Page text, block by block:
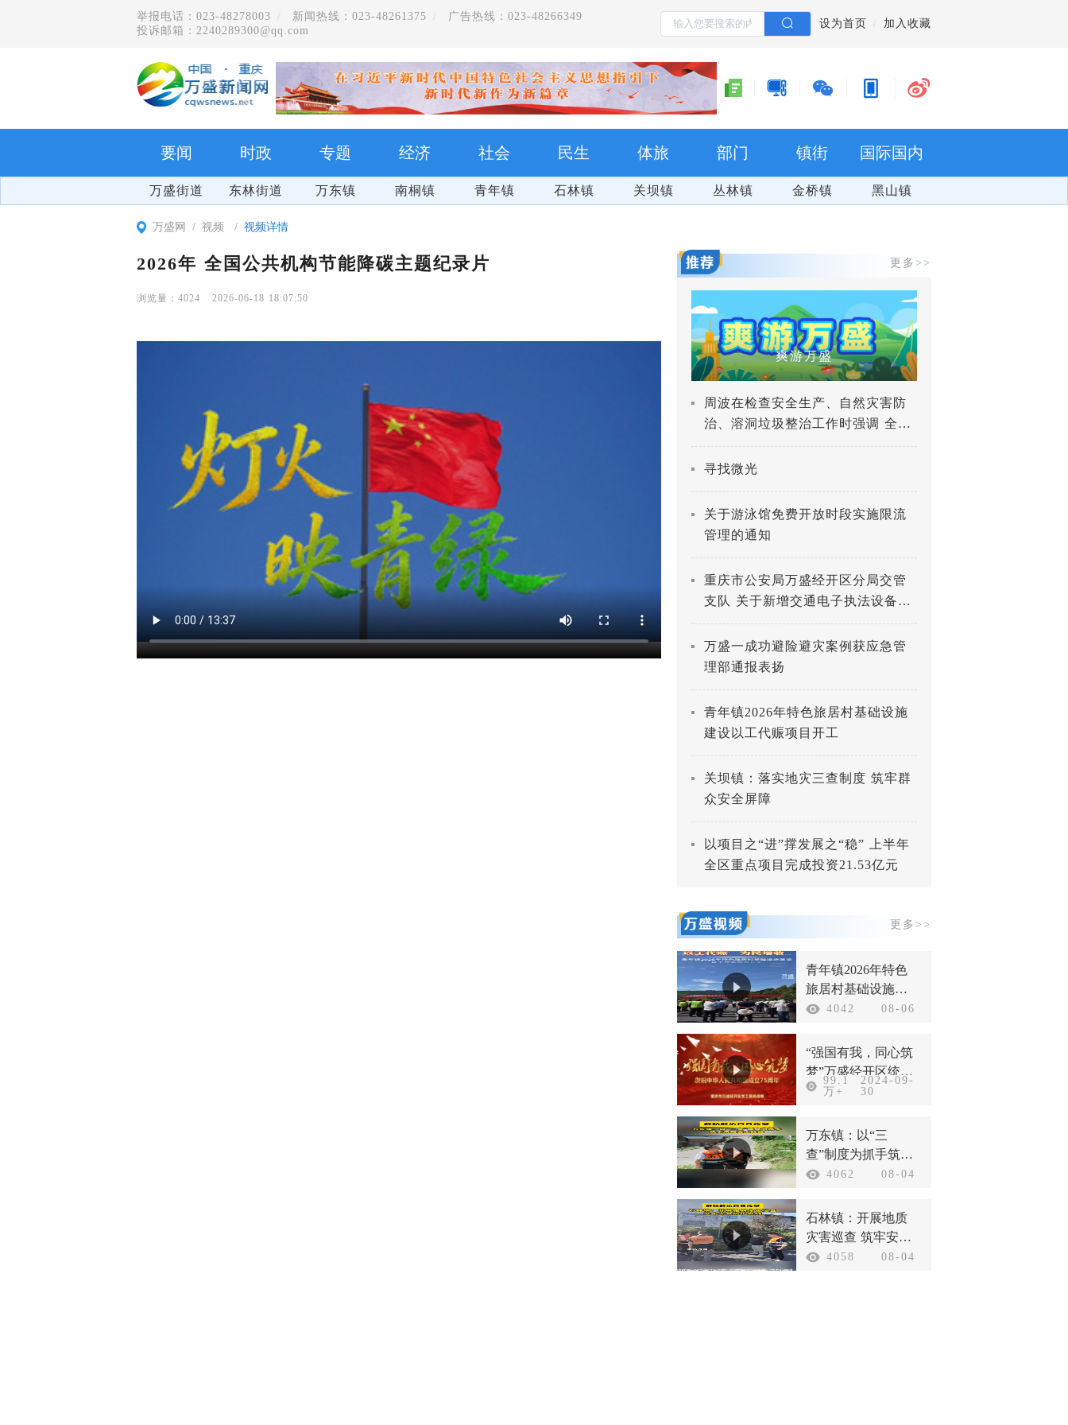
举报电话：023-48278003 新闻热线：023-48261375
广告热线：023-48266349
投诉邮箱：2240289300@qq.com
设为首页 加入收藏
要闻 时政 专题 经济 社会 民生 体旅 部门 镇街 国际国内
万盛街道 东林街道 万东镇 南桐镇 青年镇 石林镇 关坝镇 丛林镇 金桥镇 黑山镇
万盛网 视频 视频详情
2026年 全国公共机构节能降碳主题纪录片
4024 2026-06-18 18:07:50
更多>>
爽游万盛
周波在检查安全生产、自然灾害防
治、溶洞垃圾整治工作时强调 全力
打好防灾减灾救灾人民战争 深入推
进溶洞垃圾专项整治工作
寻找微光
关于游泳馆免费开放时段实施限流
管理的通知
重庆市公安局万盛经开区分局交管
支队 关于新增交通电子执法设备的
公示
万盛一成功避险避灾案例获应急管
理部通报表扬
青年镇2026年特色旅居村基础设施
建设以工代赈项目开工
关坝镇：落实地灾三查制度 筑牢群
众安全屏障
以项目之“进”撑发展之“稳” 上半年
全区重点项目完成投资21.53亿元
更多>>
青年镇2026年特色
旅居村基础设施建
设以工代赈项目开
4042 08-06
“强国有我，同心筑
梦”万盛经开区统一
战线庆祝新中国成
99.1
万+
2024-09-
30
万东镇：以“三
查”制度为抓手筑牢
汛期安全防线
4062 08-04
石林镇：开展地质
灾害巡查 筑牢安全
防护底线
4058 08-04